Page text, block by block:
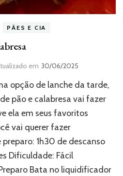
PÃES E CIA
em 30/06/2025
opção de lanche da tarde,
pão e calabresa vai fazer
ela em seus favoritos
vai querer fazer
1h30 de descanso
Dificuldade: Fácil
Bata no liquidificador